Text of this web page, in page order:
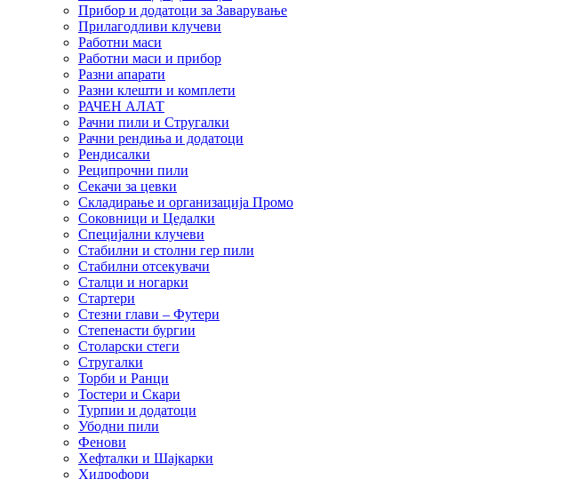
Прибор и додатоци за Заварување
Прилагодливи клучеви
Работни маси
Работни маси и прибор
Разни апарати
Разни клешти и комплети
РАЧЕН АЛАТ
Рачни пили и Стругалки
Рачни рендиња и додатоци
Рендисалки
Реципрочни пили
Секачи за цевки
Складирање и организација Промо
Соковници и Цедалки
Специјални клучеви
Стабилни и столни гер пили
Стабилни отсекувачи
Сталци и ногарки
Стартери
Стезни глави – Футери
Степенасти бургии
Столарски стеги
Стругалки
Торби и Ранци
Тостери и Скари
Турпии и додатоци
Убодни пили
Фенови
Хефталки и Шајкарки
Хидрофори